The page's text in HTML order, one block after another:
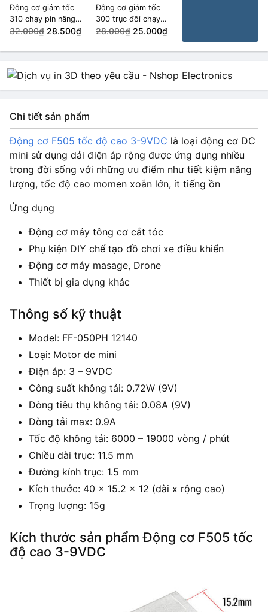
Động cơ giảm tốc
310 chạy pin năng
lượng mặt trời
32.000₫ 28.500₫
Động cơ giảm tốc
300 trục đôi chạy
pin năng lượng mặt
28.000₫ 25.000₫
Chi tiết sản phẩm
Động cơ F505 tốc độ cao 3-9VDC là loại động cơ DC
mini sử dụng dải điện áp rộng được ứng dụng nhiều
trong đời sống với những ưu điểm như tiết kiệm năng
lượng, tốc độ cao momen xoắn lớn, ít tiếng ồn
Ứng dụng
Động cơ máy tông cơ cắt tóc
Phụ kiện DIY chế tạo đồ chơi xe điều khiển
Động cơ máy masage, Drone
Thiết bị gia dụng khác
Thông số kỹ thuật
Model: FF-050PH 12140
Loại: Motor dc mini
Điện áp: 3 – 9VDC
Công suất không tải: 0.72W (9V)
Dòng tiêu thụ không tải: 0.08A (9V)
Dòng tải max: 0.9A
Tốc độ không tải: 6000 – 19000 vòng / phút
Chiều dài trục: 11.5 mm
Đường kính trục: 1.5 mm
Kích thước: 40 x 15.2 x 12 (dài x rộng cao)
Trọng lượng: 15g
Kích thước sản phẩm Động cơ F505 tốc
độ cao 3-9VDC